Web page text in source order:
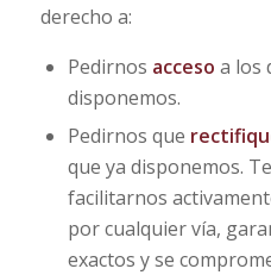
derecho a:
Pedirnos acceso a los
disponemos.
Pedirnos que
que ya disponemos.
facilitarnos
por cualquier vía,
exactos y se